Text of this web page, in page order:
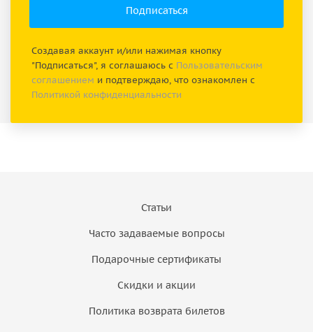
Создавая аккаунт и/или нажимая кнопку
"Подписаться", я соглашаюсь с Пользовательским
соглашением и подтверждаю, что ознакомлен с
Политикой конфиденциальности
Статьи
Часто задаваемые вопросы
Подарочные сертификаты
Скидки и акции
Политика возврата билетов